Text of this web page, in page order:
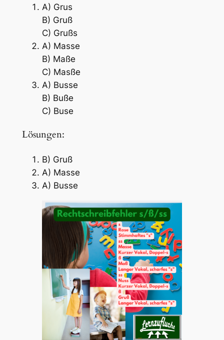
A) Grus
B) Gruß
C) Grußs
A) Masse
B) Maße
C) Masße
A) Busse
B) Buße
C) Buse
Lösungen:
B) Gruß
A) Masse
A) Busse